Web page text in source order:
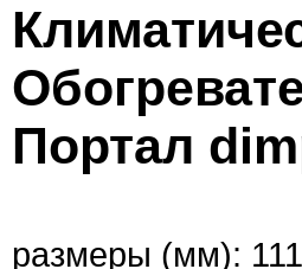
Портал
размеры (мм):